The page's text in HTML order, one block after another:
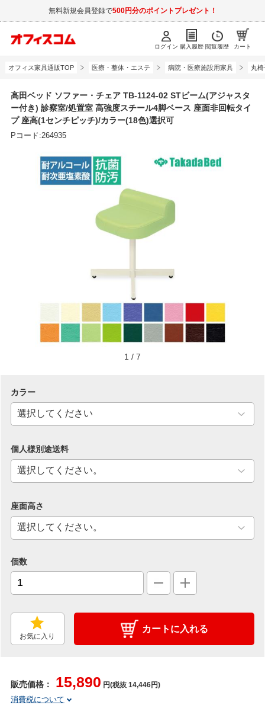
無料新規会員登録で500円分のポイントプレゼント！
ログイン 購入履歴 閲覧履歴 カート
オフィス家具通販TOP 医療・整体・エステ 病院・医療施設用家具 丸
高田ベッド ソファー・チェア TB-1124-02 STビーム(アジャスタ
ー付き) 診察室/処置室 高強度スチール4脚ベース 座面非回転タイ
プ 座高(1センチピッチ)/カラー(18色)選択可
Pコード:264935
1 / 7
カラー
個人様別途送料
座面高さ
個数
お気に入り
カートに入れる
販売価格： 15,890 円(税抜 14,446円)
消費税について